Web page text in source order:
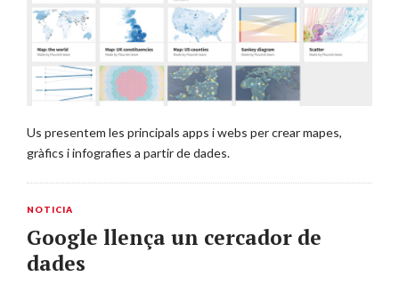
Us presentem les principals apps i webs per crear mapes,
gràfics i infografies a partir de dades.
NOTICIA
Google llença un cercador de
dades